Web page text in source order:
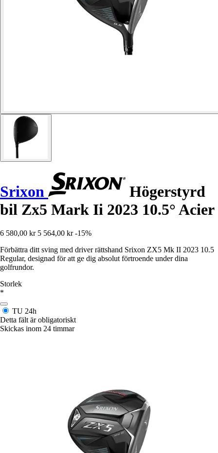
Srixon
Högerstyrd
bil Zx5 Mark Ii 2023 10.5° Acier
6 580,00 kr 5 564,00 kr -15%
Förbättra ditt sving med driver rättshand Srixon ZX5 Mk II 2023 10.5
Regular, designad för att ge dig absolut förtroende under dina
golfrundor.
Storlek
*
TU 24h
Detta fält är obligatoriskt
Skickas inom 24 timmar